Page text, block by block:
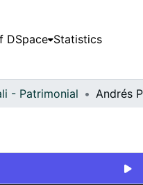
DSpace Statistics
- Patrimonial